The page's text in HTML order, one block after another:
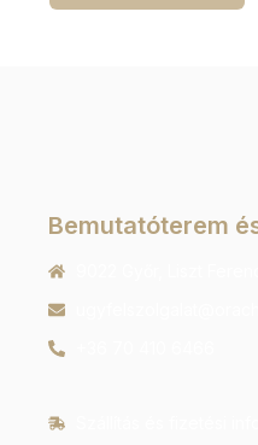
Bemutatóterem